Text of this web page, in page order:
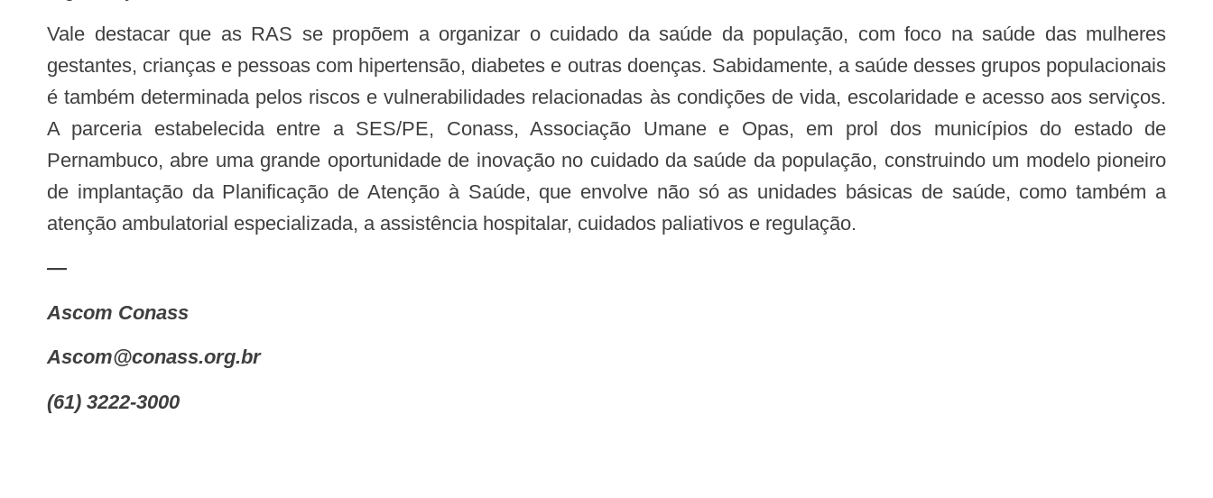
Vale destacar que as RAS se propõem a organizar o cuidado da saúde da população, com foco na saúde das mulheres
gestantes, crianças e pessoas com hipertensão, diabetes e outras doenças. Sabidamente, a saúde desses grupos populacionais
é também determinada pelos riscos e vulnerabilidades relacionadas às condições de vida, escolaridade e acesso aos serviços.
A parceria estabelecida entre a SES/PE, Conass, Associação Umane e Opas, em prol dos municípios do estado de
Pernambuco, abre uma grande oportunidade de inovação no cuidado da saúde da população, construindo um modelo pioneiro
de implantação da Planificação de Atenção à Saúde, que envolve não só as unidades básicas de saúde, como também a
atenção ambulatorial especializada, a assistência hospitalar, cuidados paliativos e regulação.
—
Ascom Conass
ascom@conass.org.br
(61) 3222-3000